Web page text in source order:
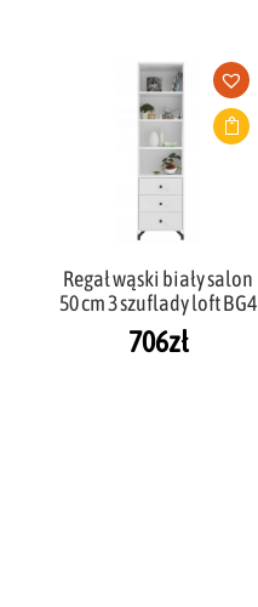
Regał wąski biały salon
50 cm 3 szuflady loft BG4
706zł